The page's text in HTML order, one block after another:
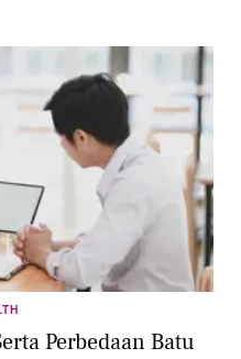
Perbedaan Batu